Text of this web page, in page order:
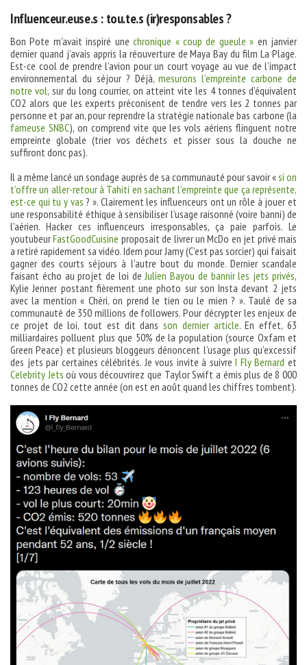
Influenceur.euse.s : tou.te.s (ir)responsables ?
Bon Pote m’avait inspiré unechronique « coup de gueule » en janvier
dernier quand j’avais appris la réouverture de Maya Bay du film La Plage.
Est-ce cool de prendre l’avion pour un court voyage au vue de l’impact
environnemental du séjour ? Déjà,mesurons l’empreinte carbone de
notre vol, sur du long courrier, on atteint vite les 4 tonnes d’équivalent
CO2 alors que les experts préconisent de tendre vers les 2 tonnes par
personne et par an, pour reprendre la stratégie nationale bas carbone (la
fameuse SNBC), on comprend vite que les vols aériens flinguent notre
empreinte globale (trier vos déchets et pisser sous la douche ne
suffiront donc pas).
Il a même lancé un sondage auprès de sa communauté pour savoir «si on
t’offre un aller-retour à Tahiti en sachant l’empreinte que ça représente,
est-ce qui tu y vas? ». Clairement les influenceurs ont un rôle à jouer et
une responsabilité éthique à sensibiliser l’usage raisonné (voire banni) de
l’aérien. Hacker ces influenceurs irresponsables, ça paie parfois. Le
youtubeurFastGoodCuisine proposait de livrer un McDo en jet privé mais
a retiré rapidement sa vidéo. Idem pour Jamy (C’est pas sorcier) qui faisait
gagner des courts séjours à l’autre bout du monde. Dernier scandale
faisant écho au projet de loi deJulien Bayou de bannir les jets privés,
Kylie Jenner postant fièrement une photo sur son Insta devant 2 jets
avec la mention « Chéri, on prend le tien ou le mien ? ». Taulé de sa
communauté de 350 millions de followers. Pour décrypter les enjeux de
ce projet de loi, tout est dit dansson dernier article. En effet, 63
milliardaires polluent plus que 50% de la population (source Oxfam et
Green Peace) et plusieurs bloggeurs dénoncent l’usage plus qu’excessif
des jets par certaines célébrités. Je vous invite à suivreI Fly Bernard et
Celebrity Jets où vous découvrirez que Taylor Swift a émis plus de 8 000
tonnes de CO2 cette année (on est en août quand les chiffres tombent).